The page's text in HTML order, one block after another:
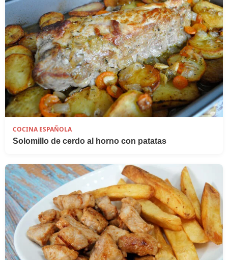
COCINA ESPAÑOLA
Solomillo de cerdo al horno con patatas